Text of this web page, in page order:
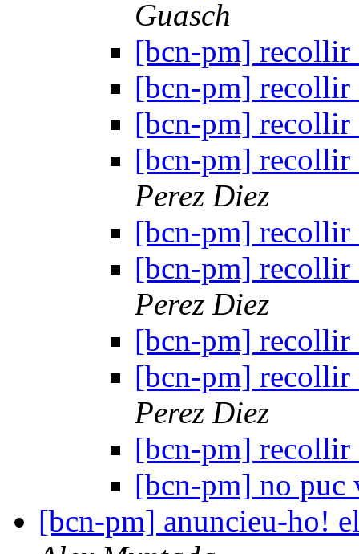
Guasch
[bcn-pm]
[bcn-pm]
[bcn-pm]
[bcn-pm]
Perez Diez
[bcn-pm]
[bcn-pm]
Perez Diez
[bcn-pm]
[bcn-pm]
Perez Diez
[bcn-pm]
[bcn-pm] no
[bcn-pm] anuncieu-ho!